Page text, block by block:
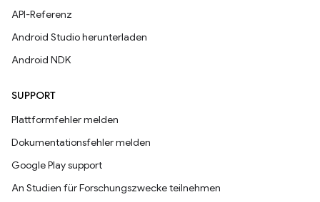
API-Referenz
Android Studio herunterladen
Android NDK
SUPPORT
Plattformfehler melden
Dokumentationsfehler melden
Google Play support
An Studien für Forschungszwecke teilnehmen